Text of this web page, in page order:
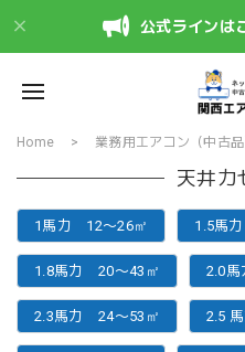
公式ラインは
Home 業務用エアコン（中古品
天井カ
1馬力 12〜26㎡ 1.5馬
1.8馬力 20〜43㎡ 2.0
2.3馬力 24〜53㎡ 2.5